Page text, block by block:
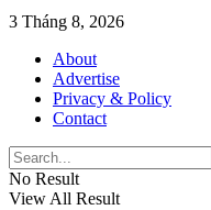
3 Tháng 8, 2026
About
Advertise
Privacy & Policy
Contact
No Result
View All Result